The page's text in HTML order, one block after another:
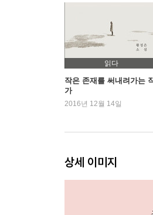
애완동물 111
하이쿠 119
머리카락 126
목욕 133
나이를 먹는다는 것
상담 156
팬 162
읽다
작은 존재를 써내려가는
가
2016년 12월 14일
상세 이미지